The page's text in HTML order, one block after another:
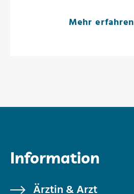
Mehr erfahren
Information
Ärztin & Arzt